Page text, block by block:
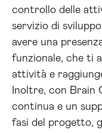
controllo delle
servizio di
avere una
funzionale, che ti
attività e
Inoltre, con Brain
continua e un
fasi del progetto,